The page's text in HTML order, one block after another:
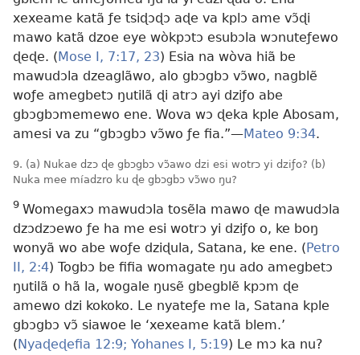
xexeame katã ƒe tsiɖɔɖɔ aɖe va kplɔ ame vɔ̃ɖi
mawo katã dzoe eye wòkpɔtɔ esubɔla wɔnuteƒewo
ɖeɖe. (Mose I, 7:17, 23) Esia na wòva hiã be
mawudɔla dzeaglãwo, alo gbɔgbɔ vɔ̃wo, nagblẽ
woƒe amegbetɔ ŋutilã ɖi atrɔ ayi dziƒo abe
gbɔgbɔmemewo ene. Wova wɔ ɖeka kple Abosam,
amesi va zu “gbɔgbɔ vɔ̃wo ƒe fia.”—Mateo 9:34.
9. (a) Nukae dzɔ ɖe gbɔgbɔ vɔ̃awo dzi esi wotrɔ yi dziƒo? (b)
Nuka mee míadzro ku ɖe gbɔgbɔ vɔ̃wo ŋu?
9 Womegaxɔ mawudɔla tosẽla mawo ɖe mawudɔla
dzɔdzɔewo ƒe ha me esi wotrɔ yi dziƒo o, ke boŋ
wonyã wo abe woƒe dziɖula, Satana, ke ene. (Petro
II, 2:4) Togbɔ be fifia womagate ŋu ado amegbetɔ
ŋutilã o hã la, wogale ŋusẽ gbegblẽ kpɔm ɖe
amewo dzi kokoko. Le nyateƒe me la, Satana kple
gbɔgbɔ vɔ̃ siawoe le ‘xexeame katã blem.’
(Nyaɖeɖefia 12:9; Yohanes I, 5:19) Le mɔ ka nu?